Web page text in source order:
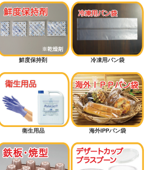
鮮度保持剤 冷凍用パン袋
衛生用品 海外IPPパン袋